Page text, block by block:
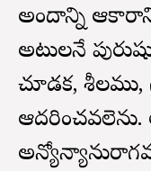
అందాన్ని
అటులనే
చూడక, శీలము,
ఆదరించవలెను.